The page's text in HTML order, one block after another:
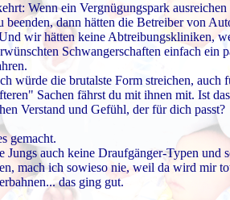
Wenn ein Vergnügungspark
beenden, dann hätten die Betreiber von
wir hätten keine Abtreibungskliniken,
Schwangerschaften einfach ein
würde die brutalste Form streichen, auch
Sachen fährst du mit ihnen mit. Ist
Verstand und Gefühl, der für dich passt?
gemacht.
Jungs auch keine Draufgänger-Typen
mach ich sowieso nie, weil da wird mir
das ging gut.